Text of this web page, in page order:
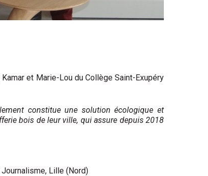
et Marie-Lou du Collège Saint-Exupéry
constitue une solution écologique et
bois de leur ville, qui assure depuis 2018
Lille (Nord)